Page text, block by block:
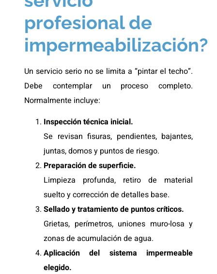
profesional de
impermeabilización?
Un servicio serio no se limita a “pintar el techo”.
Debe contemplar un proceso completo.
Normalmente incluye:
Inspección técnica inicial.
Se revisan fisuras, pendientes, bajantes,
juntas, domos y puntos de riesgo.
Preparación de superficie.
Limpieza profunda, retiro de material
suelto y corrección de detalles base.
Sellado y tratamiento de puntos críticos.
Grietas, perímetros, uniones muro-losa y
zonas de acumulación de agua.
Aplicación del sistema impermeable
elegido.